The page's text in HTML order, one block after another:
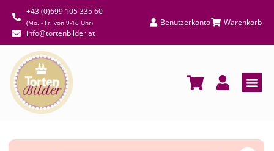
+43 (0)699 105 335 60
(Mo. - Fr. von 9-16 Uhr)
info@tortenbilder.at
Benutzerkonto Warenkorb